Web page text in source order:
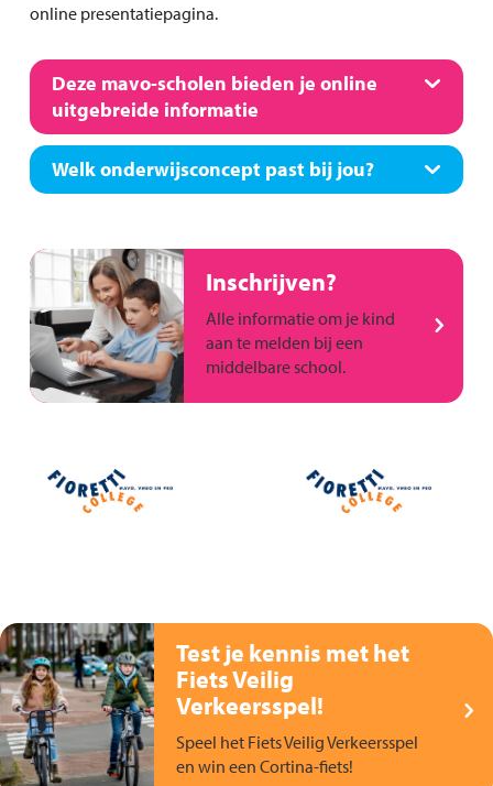
online presentatiepagina.
Deze mavo-scholen bieden je online
uitgebreide informatie
Welk onderwijsconcept past bij jou?
Inschrijven?
Alle informatie om je kind
aan te melden bij een
middelbare school.
Test je kennis met het
Fiets Veilig
Verkeersspel!
Speel het Fiets Veilig Verkeersspel
en win een Cortina-fiets!